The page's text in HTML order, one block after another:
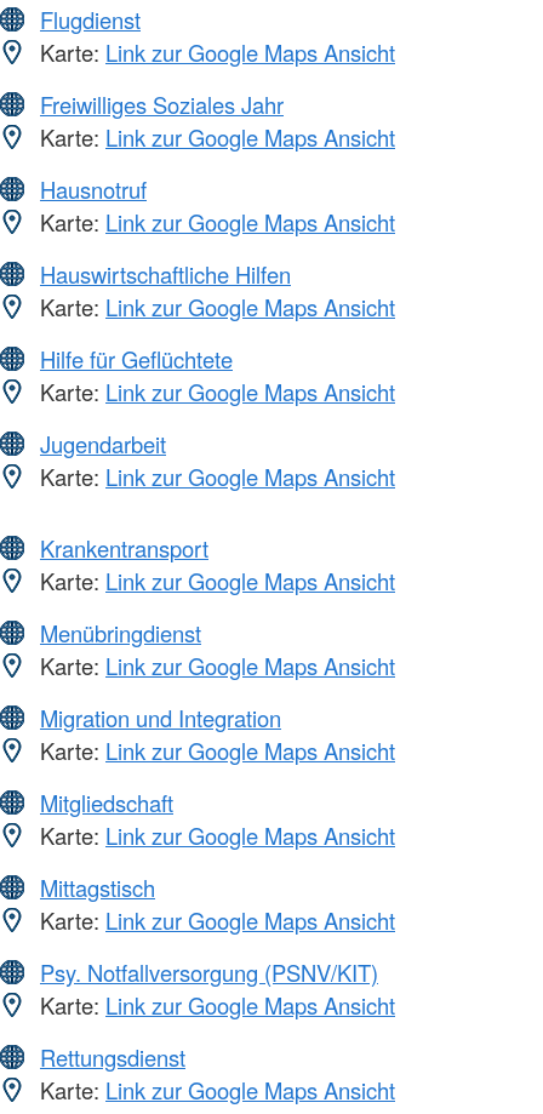
Flugdienst
Karte: Link zur Google Maps Ansicht
Freiwilliges Soziales Jahr
Karte: Link zur Google Maps Ansicht
Hausnotruf
Karte: Link zur Google Maps Ansicht
Hauswirtschaftliche Hilfen
Karte: Link zur Google Maps Ansicht
Hilfe für Geflüchtete
Karte: Link zur Google Maps Ansicht
Jugendarbeit
Karte: Link zur Google Maps Ansicht
Krankentransport
Karte: Link zur Google Maps Ansicht
Menübringdienst
Karte: Link zur Google Maps Ansicht
Migration und Integration
Karte: Link zur Google Maps Ansicht
Mitgliedschaft
Karte: Link zur Google Maps Ansicht
Mittagstisch
Karte: Link zur Google Maps Ansicht
Psy. Notfallversorgung (PSNV/KIT)
Karte: Link zur Google Maps Ansicht
Rettungsdienst
Karte: Link zur Google Maps Ansicht